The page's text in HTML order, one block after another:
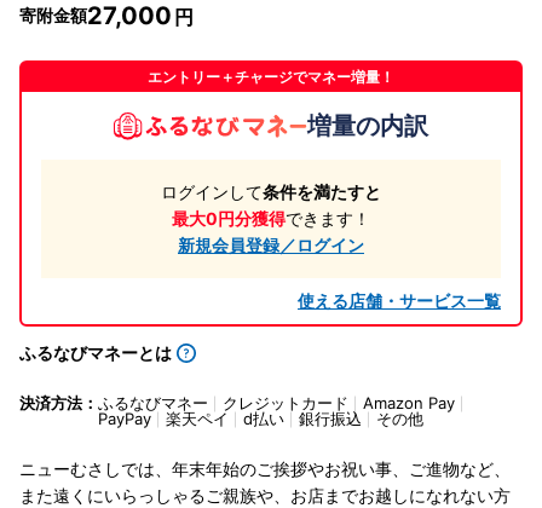
寄附金額27,000
エントリー＋チャージでマネー増量！
増量の内訳
ログインして条件を満たすと
最大0円分獲得できます！
新規会員登録／ログイン
使える店舗・サービス一覧
ふるなびマネーとは
決済方法： ふるなびマネー クレジットカード
Amazon Pay
PayPay
楽天ペイ d払い 銀行振込 その他
ニューむさしでは、年末年始のご挨拶やお祝い事、ご進物など、
また遠くにいらっしゃるご親族や、お店までお越しになれない方